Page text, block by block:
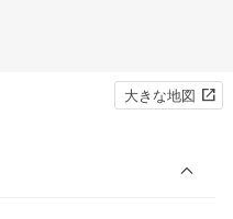
大きな地図